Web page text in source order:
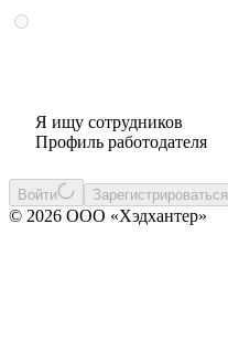
Я ищу сотрудников
Профиль работодателя
Войти Зарегистрироваться
© 2026 ООО «Хэдхантер»